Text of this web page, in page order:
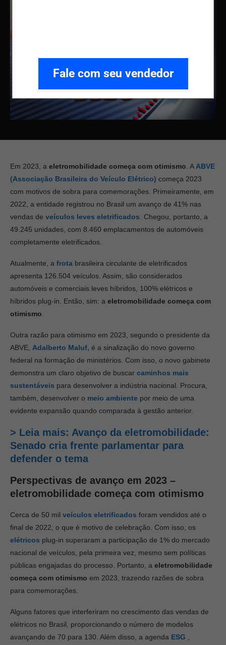
Fale com seu vendedor
Em 2023, a eletromobilidade começa com otimismo . A ABVE
(Associação Brasileira do Veículo Elétrico) começa 2023
com motivos de sobra para comemorações. Primeiramente, em
2022, a entidade registrou no Brasil um avanço de 41% nas
vendas de veículos leves eletrificados . Chegou, portanto, a
49.245 unidades, com 8.460 emplacamentos de automóveis
completamente eletrificados.
Atualmente, a frota brasileira circulante de eletrificados
apresenta 126.504 veículos. Assim, são considerados
automóveis e comerciais leves híbridos, 100% elétricos e
híbridos plug-in. Então, sim: a eletromobilidade começa com
otimismo
Outra razão para otimismo em 2023, segundo o presidente da
ABVE, Adalberto Maluf, é a sinalização do novo governo
federal na formação de ministérios. Com isso, o novo gabinete
demonstra um claro objetivo de buscar caminhos mais
sustentáveis para desenvolver a indústria nacional. Procura,
também, desenvolver o meio ambiente por meio de uma
evidente expansão quando comparada à gestão anterior.
> Leia mais: Avanço da eletromobilidade:
Senado cria frente parlamentar para
defender o tema
Perspectivas de avanço em 2023 –
eletromobilidade começa com otimismo
Cerca de 50 mil veículos eletrificados foram vendidos até o
final de 2022, o que é motivo de celebração. Com isso, os
elétricos plug-in superaram a participação de 1% do mercado
nacional de veículos, pela primeira vez, mesmo sem políticas
públicas engajadas do processo. Portanto, a eletromobilidade
começa com otimismo em 2023, trazendo razões de sobra
para comemorações.
Alguns fatores que interferiram no crescimento das vendas de
elétricos no Brasil, proporcionando o número de modelos
avançando de 70 para 130. Além disso, a agenda ESG